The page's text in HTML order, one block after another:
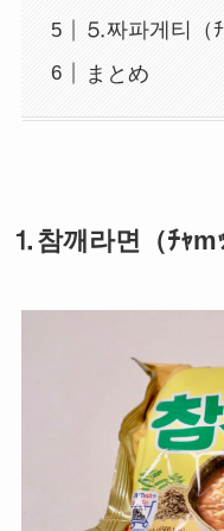
⒌짜파게티（ﾁ
まとめ
⒈참깨라면（ﾁｬmｯ